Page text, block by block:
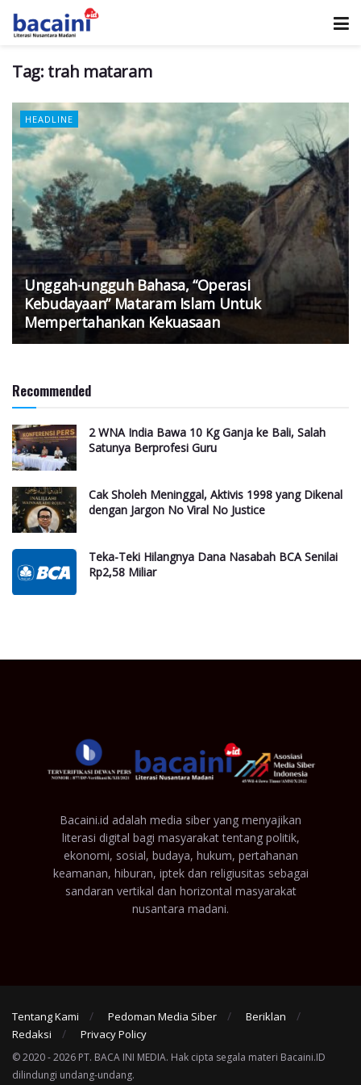
Tag: trah mataram
HEADLINE
Unggah-ungguh Bahasa, “Operasi
Kebudayaan” Mataram Islam Untuk
Mempertahankan Kekuasaan
Recommended
2 WNA India Bawa 10 Kg Ganja ke Bali, Salah
Satunya Berprofesi Guru
Cak Sholeh Meninggal, Aktivis 1998 yang Dikenal
dengan Jargon No Viral No Justice
Teka-Teki Hilangnya Dana Nasabah BCA Senilai
Rp2,58 Miliar
Bacaini.id adalah media siber yang menyajikan
literasi digital bagi masyarakat tentang politik,
ekonomi, sosial, budaya, hukum, pertahanan
keamanan, hiburan, iptek dan religiusitas sebagai
sandaran vertikal dan horizontal masyarakat
nusantara madani.
Tentang Kami Pedoman Media Siber
Beriklan
Redaksi
Privacy Policy
© 2020 - 2026 PT. BACA INI MEDIA. Hak cipta segala materi Bacaini.ID
dilindungi undang-undang.